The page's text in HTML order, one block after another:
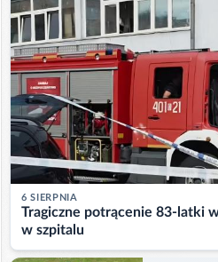
6 SIERPNIA
Tragiczne potrącenie 83-latki
w szpitalu